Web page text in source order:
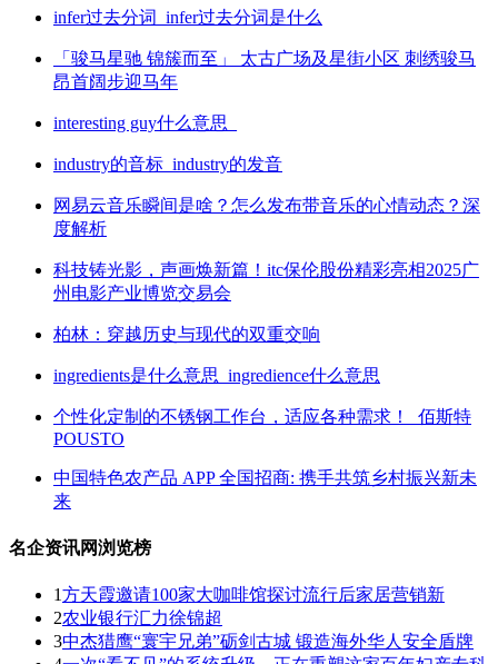
infer过去分词_infer过去分词是什么
「骏马星驰 锦簇而至」 太古广场及星街小区 刺绣骏马
昂首阔步迎马年
interesting guy什么意思_
industry的音标_industry的发音
网易云音乐瞬间是啥？怎么发布带音乐的心情动态？深
度解析
科技铸光影，声画焕新篇！itc保伦股份精彩亮相2025广
州电影产业博览交易会
柏林：穿越历史与现代的双重交响
ingredients是什么意思_ingredience什么意思
个性化定制的不锈钢工作台，适应各种需求！_佰斯特
POUSTO
中国特色农产品 APP 全国招商: 携手共筑乡村振兴新未
来
名企资讯网浏览榜
1方天霞邀请100家大咖啡馆探讨流行后家居营销新
2农业银行汇力徐锦超
3中杰猎鹰“寰宇兄弟”砺剑古城 锻造海外华人安全盾牌